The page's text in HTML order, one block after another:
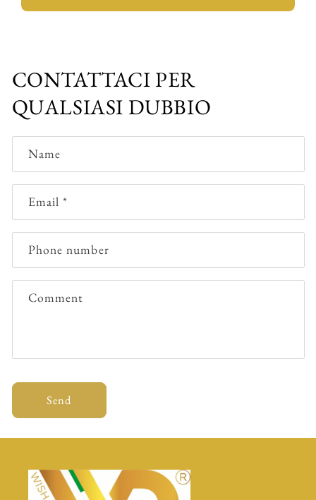
CONTATTACI PER
QUALSIASI DUBBIO
Name
Email*
Phone number
Comment
Send